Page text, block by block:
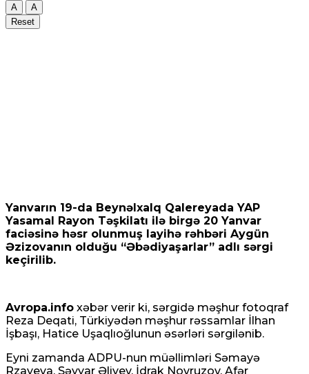
A
A
Reset
Yanvarın 19-da Beynəlxalq Qalereyada YAP
Yasamal Rayon Təşkilatı ilə birgə 20 Yanvar
faciəsinə həsr olunmuş layihə rəhbəri Aygün
Əzizovanın olduğu “Əbədiyaşarlar” adlı sərgi
keçirilib.
Avropa.info xəbər verir ki, sərgidə məşhur fotoqraf
Reza Deqati, Türkiyədən məşhur rəssamlar İlhan
İşbaşı, Hatice Uşaqlıoğlunun əsərləri sərgilənib.
Eyni zamanda ADPU-nun müəllimləri Səmayə
Rzayeva, Səyyar Əliyev, İdrak Novruzov, Afər